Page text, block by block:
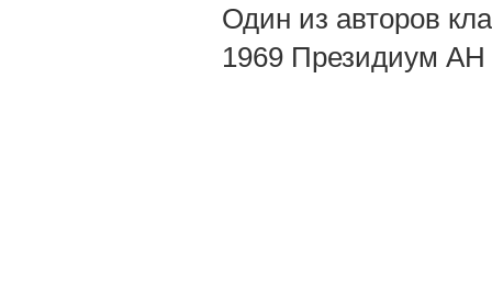
Один из авторов
1969 Президиум